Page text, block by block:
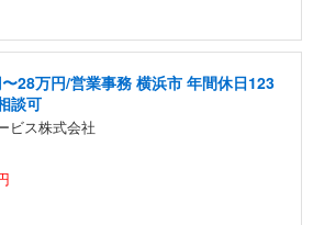
28万円/営業事務 横浜市 年間休日123
談可
ビス株式会社